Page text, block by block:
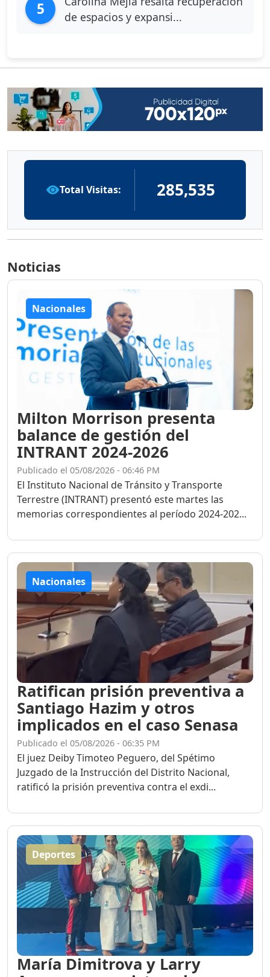
5
de espacios y expansi...
Total Visitas: 285,535
Noticias
Nacionales
Milton Morrison presenta
balance de gestión del
INTRANT 2024-2026
Publicado el 05/08/2026 - 06:46 PM
El Instituto Nacional de Tránsito y Transporte
Terrestre (INTRANT) presentó este martes las
memorias correspondientes al período 2024-202...
Nacionales
Ratifican prisión preventiva a
Santiago Hazim y otros
implicados en el caso Senasa
Publicado el 05/08/2026 - 06:35 PM
El juez Deiby Timoteo Peguero, del Spétimo
Juzgado de la Instrucción del Distrito Nacional,
ratificó la prisión preventiva contra el exdi...
Deportes
María Dimitrova y Larry